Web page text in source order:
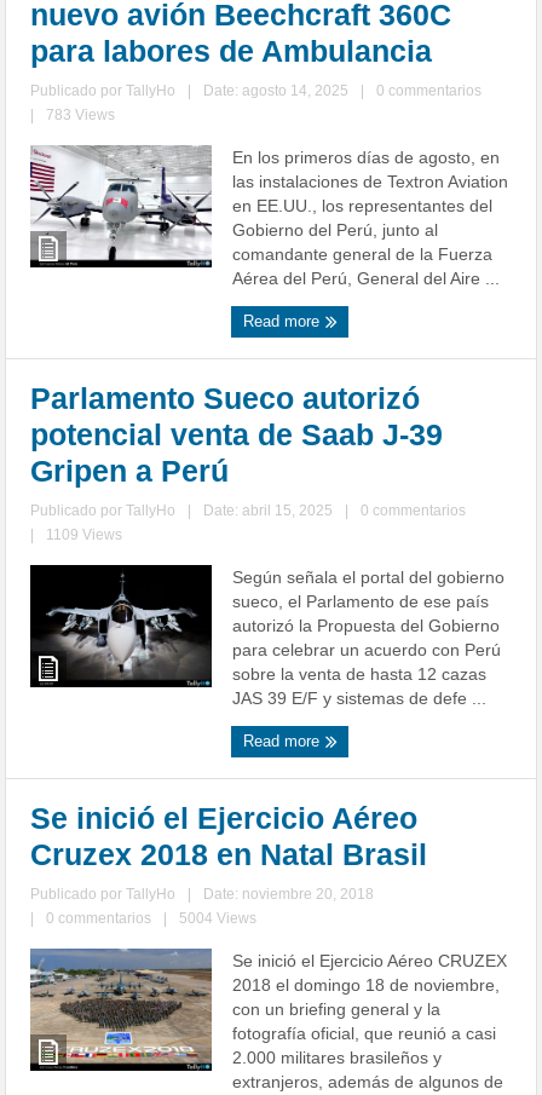
nuevo avión Beechcraft 360C
para labores de Ambulancia
Publicado porTallyHo Date: agosto 14, 2025
0 commentarios
783 Views
En los primeros días de agosto, en
las instalaciones de Textron Aviation
en EE.UU., los representantes del
Gobierno del Perú, junto al
comandante general de la Fuerza
Aérea del Perú, General del Aire ...
Read more
Parlamento Sueco autorizó
potencial venta de Saab J-39
Gripen a Perú
Publicado porTallyHo Date: abril 15, 2025
0 commentarios
1109 Views
Según señala el portal del gobierno
sueco, el Parlamento de ese país
autorizó la Propuesta del Gobierno
para celebrar un acuerdo con Perú
sobre la venta de hasta 12 cazas
JAS 39 E/F y sistemas de defe ...
Read more
Se inició el Ejercicio Aéreo
Cruzex 2018 en Natal Brasil
Publicado porTallyHo
Date: noviembre 20, 2018
0 commentarios 5004 Views
Se inició el Ejercicio Aéreo CRUZEX
2018 el domingo 18 de noviembre,
con un briefing general y la
fotografía oficial, que reunió a casi
2.000 militares brasileños y
extranjeros, además de algunos de